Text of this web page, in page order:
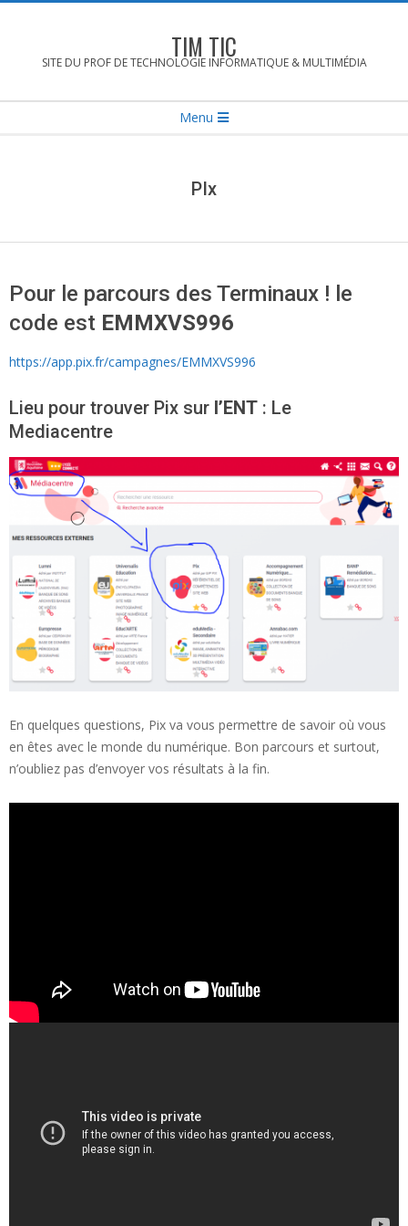
content
TIM TIC
SITE DU PROF DE TECHNOLOGIE INFORMATIQUE & MULTIMÉDIA
Menu
PIx
Pour le parcours des Terminaux ! le
code est EMMXVS996
https://app.pix.fr/campagnes/EMMXVS996
Lieu pour trouver Pix sur l’ENT : Le
Mediacentre
En quelques questions, Pix va vous permettre de savoir où vous
en êtes avec le monde du numérique. Bon parcours et surtout,
n’oubliez pas d’envoyer vos résultats à la fin.